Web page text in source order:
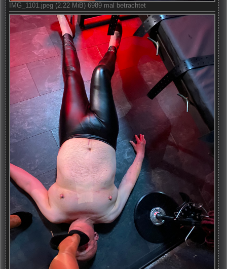
IMG_1101.jpeg (2.22 MiB) 6989 mal betrachtet